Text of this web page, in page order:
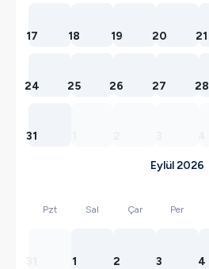
17 18 19 20 21
24 25 26 27 28
31
Eylül 2026
Pzt Sal Çar Per
1 2 3 4